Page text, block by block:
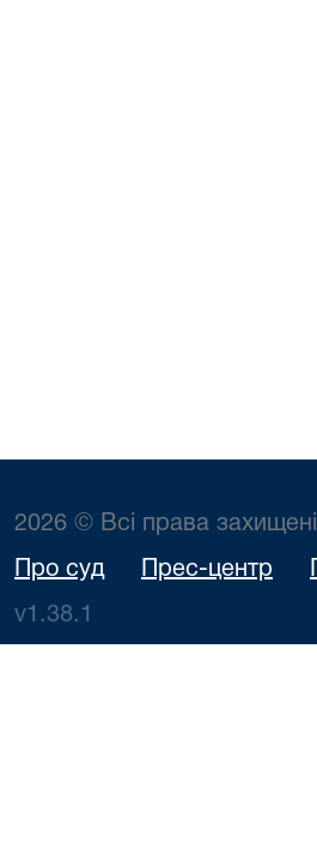
2026 © Всі права захищені
Про суд Прес-центр
v1.38.1